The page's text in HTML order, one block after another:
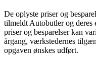
De oplyste priser og
tilmeldt Autobutler og
priser og besparelser kan
årgang, værkstedernes
opgaven ønskes udført.